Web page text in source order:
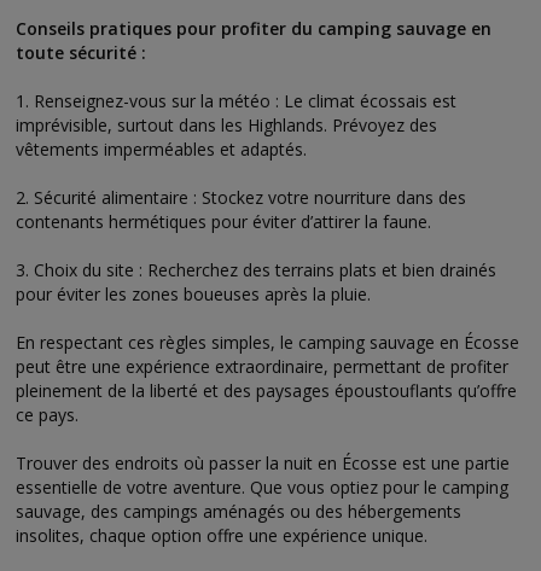
Conseils pratiques pour profiter du camping sauvage en
toute sécurité :
1. Renseignez-vous sur la météo : Le climat écossais est
imprévisible, surtout dans les Highlands. Prévoyez des
vêtements imperméables et adaptés.
2. Sécurité alimentaire : Stockez votre nourriture dans des
contenants hermétiques pour éviter d’attirer la faune.
3. Choix du site : Recherchez des terrains plats et bien drainés
pour éviter les zones boueuses après la pluie.
En respectant ces règles simples, le camping sauvage en Écosse
peut être une expérience extraordinaire, permettant de profiter
pleinement de la liberté et des paysages époustouflants qu’offre
ce pays.
Trouver des endroits où passer la nuit en Écosse est une partie
essentielle de votre aventure. Que vous optiez pour le camping
sauvage, des campings aménagés ou des hébergements
insolites, chaque option offre une expérience unique.